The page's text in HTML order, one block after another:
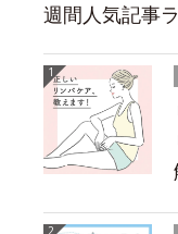
週間人気記事